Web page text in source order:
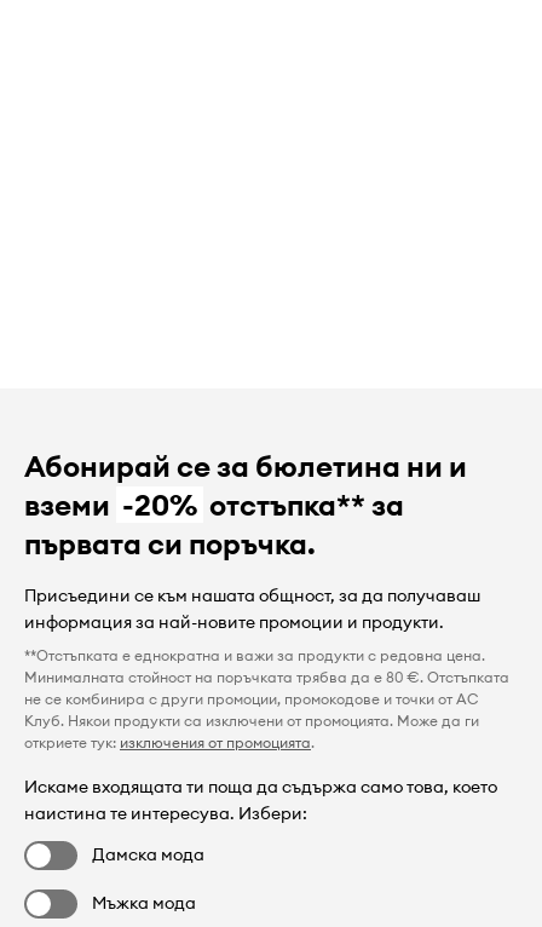
Абонирай се за бюлетина ни и
вземи -20% отстъпка** за
първата си поръчка.
Присъедини се към нашата общност, за да получаваш
информация за най-новите промоции и продукти.
**Отстъпката е еднократна и важи за продукти с редовна цена.
Минималната стойност на поръчката трябва да е 80 €. Отстъпката
не се комбинира с други промоции, промокодове и точки от AC
Клуб. Някои продукти са изключени от промоцията. Може да ги
откриете тук: изключения от промоцията.
Искаме входящата ти поща да съдържа само това, което
наистина те интересува. Избери:
Дамска мода
Мъжка мода